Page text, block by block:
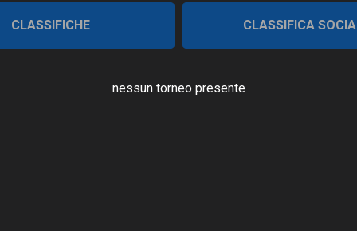
CLASSIFICHE CLASSIFICA
nessun torneo presente